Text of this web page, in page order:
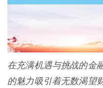
在充满机遇与挑战的金
的魅力吸引着无数渴望